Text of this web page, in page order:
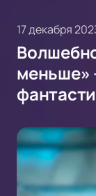
17 декабря
меньше»